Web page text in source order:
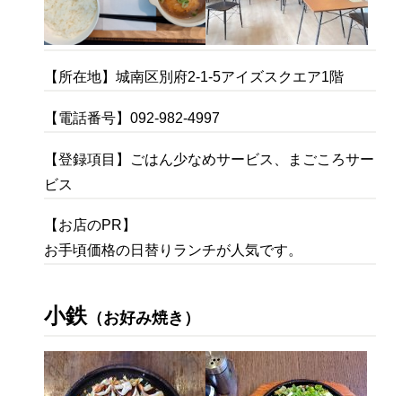
【所在地】城南区別府2-1-5アイズスクエア1階
【電話番号】092-982-4997
【登録項目】ごはん少なめサービス、まごころサー
ビス
【お店のPR】
お手頃価格の日替りランチが人気です。
小鉄 （お好み焼き）